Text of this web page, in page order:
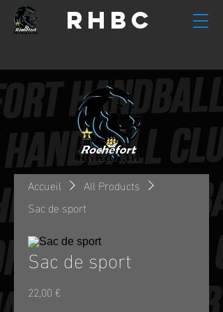
RHBC
Accueil
All Products
Sac de sport
Sac de sport
22,00 €Prix